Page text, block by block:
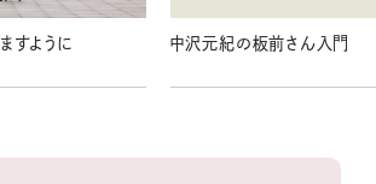
すように 中沢元紀の板前さん入門